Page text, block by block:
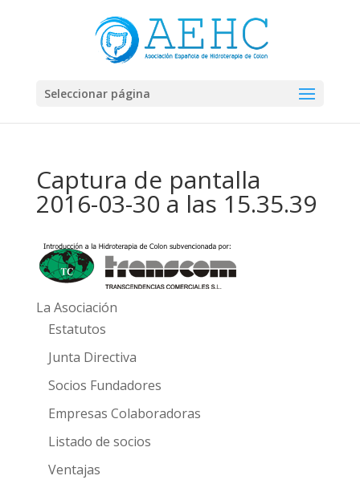
Seleccionar página
Captura de pantalla
2016-03-30 a las 15.35.39
La Asociación
Estatutos
Junta Directiva
Socios Fundadores
Empresas Colaboradoras
Listado de socios
Ventajas